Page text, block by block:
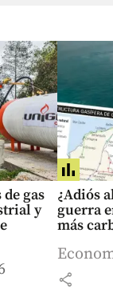
gas
y
¿Adiós
guerra
más
share